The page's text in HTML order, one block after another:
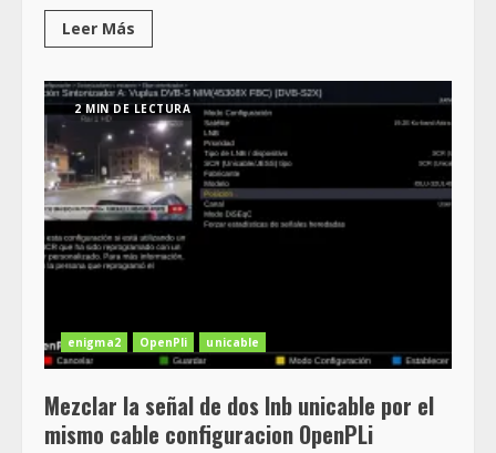
Leer Más
2 MIN DE LECTURA
enigma2 OpenPli unicable
Mezclar la señal de dos lnb unicable por el
mismo cable configuracion OpenPLi